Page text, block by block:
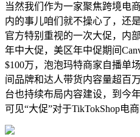
当然我们作为一家聚焦跨境电
内的事儿咱们就不操心了，还
官方特别重视的一次大促，内
年中大促，美区年中促期间
$100万，泡泡玛特商家自播单
间品牌和达人带货内容量超百
台也持续布局内容建设，到今
可见“大促”对于TikTokShop电